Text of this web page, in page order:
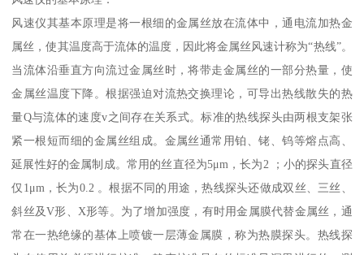
风速仪其基本原理是将一根细的金属丝放在流体中，通电流加热金
属丝，使其温度高于流体的温度，因此将金属丝风速计称为“热线”。
当流体沿垂直方向流过金属丝时，将带走金属丝的一部分热量，使
金属丝温度下降。根据强迫对流热交换理论，可导出热线散失的热
量Q与流体的速度v之间存在关系式。标准的热线探头由两根支架张
紧一根短而细的金属丝组成。金属丝通常用铂、铑、钨等熔点高、
延展性好的金属制成。常用的丝直径为5μm，长为2 ；小的探头直径
仅1μm，长为0.2 。根据不同的用途，热线探头还做成双丝、三丝、
斜丝及V形、X形等。为了增加强度，有时用金属膜代替金属丝，通
常在一热绝缘的基体上喷镀一层薄金属膜，称为热膜探头。热线探